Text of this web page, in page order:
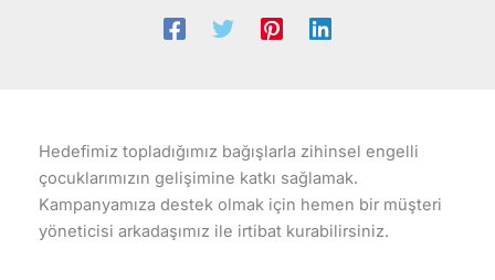
Hedefimiz topladığımız bağışlarla zihinsel engelli
çocuklarımızın gelişimine katkı sağlamak.
Kampanyamıza destek olmak için hemen bir müşteri
yöneticisi arkadaşımız ile irtibat kurabilirsiniz.